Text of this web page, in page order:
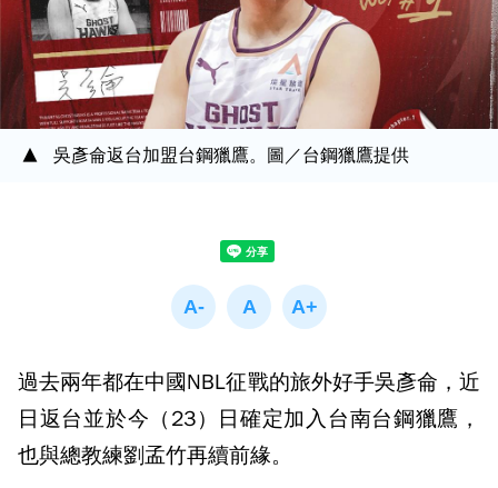
吳彥侖返台加盟台鋼獵鷹。圖／台鋼獵鷹提供
過去兩年都在中國NBL征戰的旅外好手吳彥侖，近
日返台並於今（23）日確定加入台南台鋼獵鷹，
也與總教練劉孟竹再續前緣。